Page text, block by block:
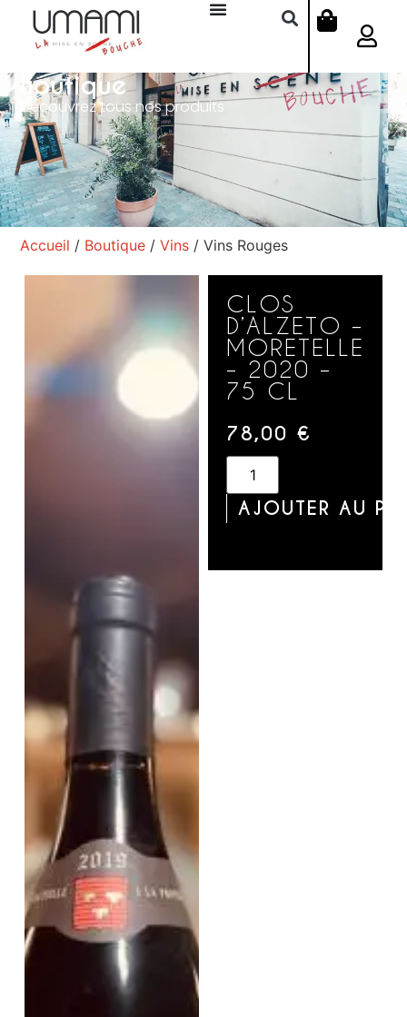
Boutique
Découvrez tous nos produits
Accueil / Boutique /Vins / Vins Rouges
CLOS
D’ALZETO –
MORETELLE
– 2020 –
75 CL
78,00 €
AJOUTER AU